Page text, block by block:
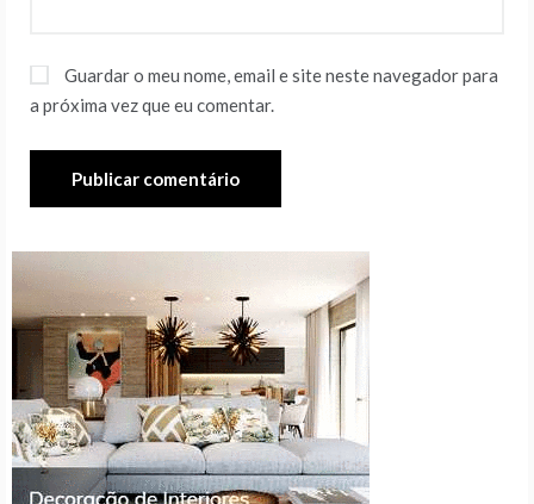
Guardar o meu nome, email e site neste navegador para
a próxima vez que eu comentar.